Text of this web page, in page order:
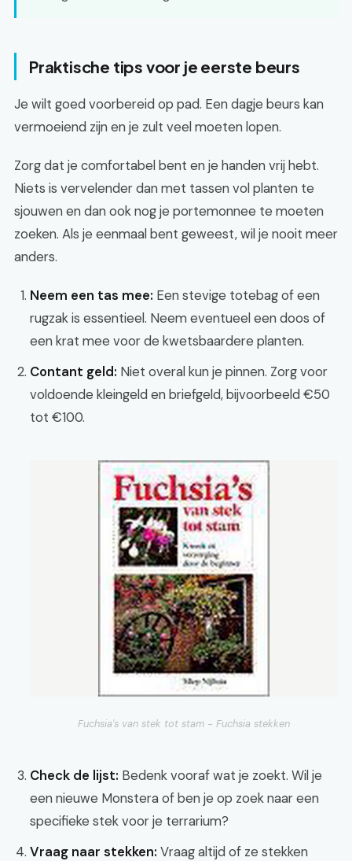
Praktische tips voor je eerste beurs
Je wilt goed voorbereid op pad. Een dagje beurs kan
vermoeiend zijn en je zult veel moeten lopen.
Zorg dat je comfortabel bent en je handen vrij hebt.
Niets is vervelender dan met tassen vol planten te
sjouwen en dan ook nog je portemonnee te moeten
zoeken. Als je eenmaal bent geweest, wil je nooit meer
anders.
Neem een tas mee: Een stevige totebag of een
rugzak is essentieel. Neem eventueel een doos of
een krat mee voor de kwetsbaardere planten.
Contant geld: Niet overal kun je pinnen. Zorg voor
voldoende kleingeld en briefgeld, bijvoorbeeld €50
tot €100.
Fuchsia's van stek tot stam - Fuchsia stekken
Check de lijst: Bedenk vooraf wat je zoekt. Wil je
een nieuwe Monstera of ben je op zoek naar een
specifieke stek voor je terrarium?
Vraag naar stekken: Vraag altijd of ze stekken